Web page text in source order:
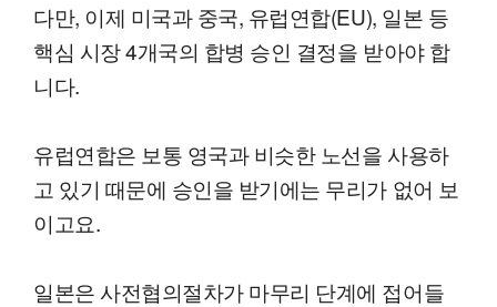
다만, 이제 미국과 중국, 유럽연합(EU), 일본 등
핵심 시장 4개국의 합병 승인 결정을 받아야 합
니다.
유럽연합은 보통 영국과 비슷한 노선을 사용하
고 있기 때문에 승인을 받기에는 무리가 없어 보
이고요.
일본은 사전협의절차가 마무리 단계에 접어들